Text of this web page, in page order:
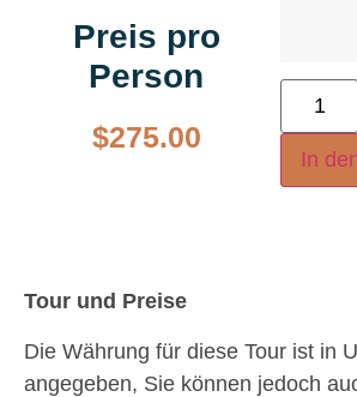
Preis pro
Person
$275.00
In
Tour und Preise
Die Währung für diese Tour ist in
angegeben, Sie können jedoch